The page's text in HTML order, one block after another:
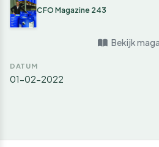
CFO Magazine 243
Bekijk
DATUM
01-02-2022